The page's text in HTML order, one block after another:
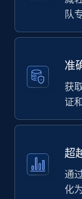
队
准
获
证
超
通
化